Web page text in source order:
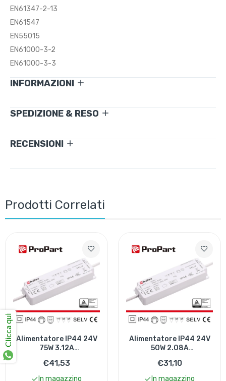
EN61347-2-13
EN61547
EN55015
EN61000-3-2
EN61000-3-3
INFORMAZIONI
SPEDIZIONE & RESO
RECENSIONI
Prodotti Correlati
Alimentatore IP44 24V
75W 3.12A
€41,53
In magazzino
Alimentatore IP44 24V
50W 2.08A
€31,10
In magazzino
Clicca qui